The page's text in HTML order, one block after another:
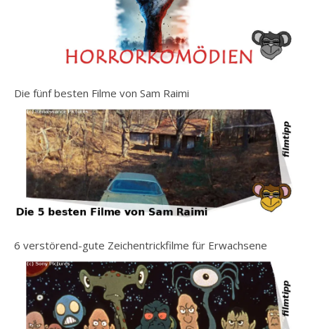
Die fünf besten Filme von Sam Raimi
6 verstörend-gute Zeichentrickfilme für Erwachsene